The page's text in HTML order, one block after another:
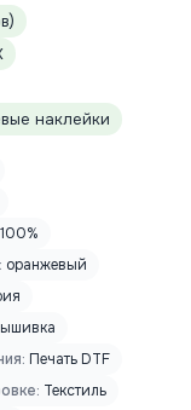
наклейки
оранжевый
Печать DTF
Текстиль